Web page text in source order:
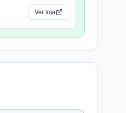
Ver loja